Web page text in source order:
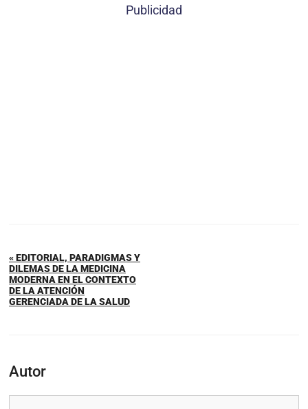
Publicidad
« EDITORIAL, PARADIGMAS Y
DILEMAS DE LA MEDICINA
MODERNA EN EL CONTEXTO
DE LA ATENCIÓN
GERENCIADA DE LA SALUD
Autor